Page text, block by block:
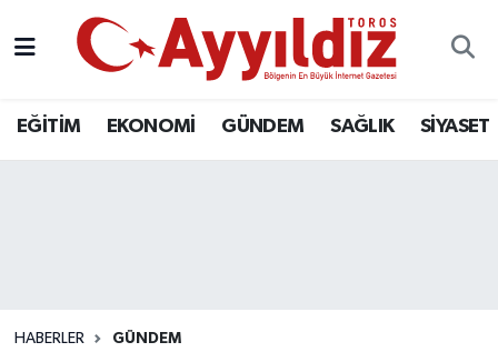
EĞİTİM EKONOMİ GÜNDEM SAĞLIK SİYASET
HABERLER GÜNDEM